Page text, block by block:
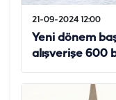
21-09-2024 12:00
Yeni dönem başladı: Aman
alışverişe 600